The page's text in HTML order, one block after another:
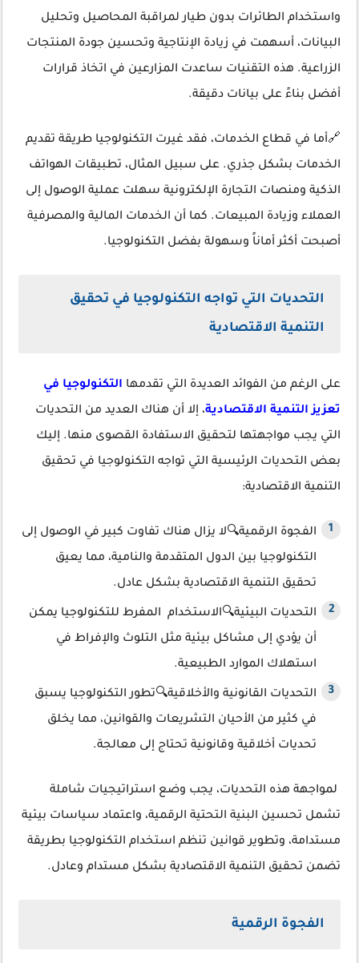
واستخدام الطائرات بدون طيار لمراقبة المحاصيل وتحليل
البيانات، أسهمت في زيادة الإنتاجية وتحسين جودة المنتجات
الزراعية. هذه التقنيات ساعدت المزارعين في اتخاذ قرارات
أفضل بناءً على بيانات دقيقة.
🔗أما في قطاع الخدمات، فقد غيرت التكنولوجيا طريقة تقديم
الخدمات بشكل جذري. على سبيل المثال، تطبيقات الهواتف
الذكية ومنصات التجارة الإلكترونية سهلت عملية الوصول إلى
العملاء وزيادة المبيعات. كما أن الخدمات المالية والمصرفية
أصبحت أكثر أماناً وسهولة بفضل التكنولوجيا.
التحديات التي تواجه التكنولوجيا في تحقيق
التنمية الاقتصادية
على الرغم من الفوائد العديدة التي تقدمها التكنولوجيا في
تعزيز التنمية الاقتصادية، إلا أن هناك العديد من التحديات
التي يجب مواجهتها لتحقيق الاستفادة القصوى منها. إليك
بعض التحديات الرئيسية التي تواجه التكنولوجيا في تحقيق
التنمية الاقتصادية:
الفجوة الرقمية🔍لا يزال هناك تفاوت كبير في الوصول إلى
التكنولوجيا بين الدول المتقدمة والنامية، مما يعيق
تحقيق التنمية الاقتصادية بشكل عادل.
التحديات البيئية🔍الاستخدام المفرط للتكنولوجيا يمكن
أن يؤدي إلى مشاكل بيئية مثل التلوث والإفراط في
استهلاك الموارد الطبيعية.
التحديات القانونية والأخلاقية🔍تطور التكنولوجيا يسبق
في كثير من الأحيان التشريعات والقوانين، مما يخلق
تحديات أخلاقية وقانونية تحتاج إلى معالجة.
لمواجهة هذه التحديات، يجب وضع استراتيجيات شاملة
تشمل تحسين البنية التحتية الرقمية، واعتماد سياسات بيئية
مستدامة، وتطوير قوانين تنظم استخدام التكنولوجيا بطريقة
تضمن تحقيق التنمية الاقتصادية بشكل مستدام وعادل.
الفجوة الرقمية